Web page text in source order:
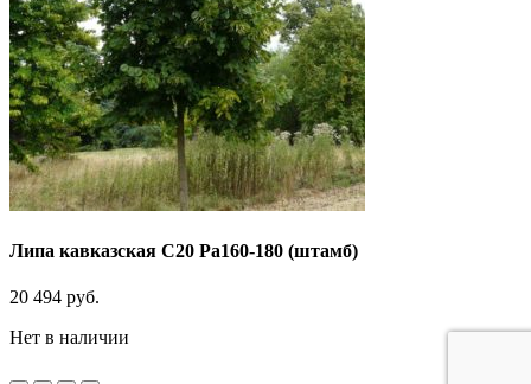
Липа кавказская C20 Pa160-180 (штамб)
20 494 руб.
Нет в наличии